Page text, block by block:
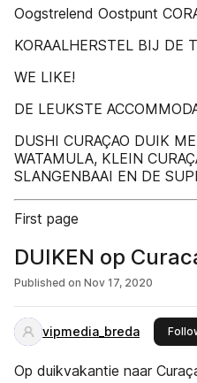
Oogstrelend Oostpunt
KORAALHERSTEL BIJ DE
WE LIKE!
DE LEUKSTE
DUSHI CURAÇAO DUIK
WATAMULA, KLEIN
SLANGENBAAI EN DE
First page
DUIKEN op
Published on Nov 17, 2020
vipmedia_breda
Op duikvakantie naar